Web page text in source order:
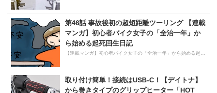
第46話 事故後初の超短距離ツーリング 【連載
マンガ】初心者バイク女子の「全治一年」か
ら始める起死回生日記
【連載マンガ】初心者バイク女子の「全治一年」から始める起死回生日記
取り付け簡単！接続はUSB-C！【デイトナ】
から巻きタイプのグリップヒーター「HOT